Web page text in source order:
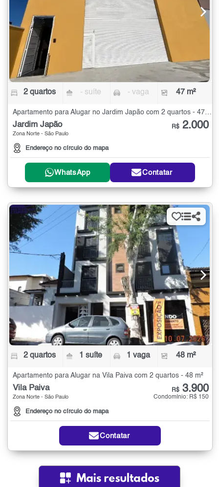
2 quartos - suíte - vaga 47 m²
Apartamento para Alugar no Jardim Japão com 2 quartos - 47 m²
Jardim Japão
Zona Norte - São Paulo
Endereço no círculo do mapa
R$ 2.000
WhatsApp Contatar
2 quartos 1 suíte 1 vaga 48 m²
Apartamento para Alugar na Vila Paiva com 2 quartos - 48 m²
Vila Paiva
Zona Norte - São Paulo
Endereço no círculo do mapa
R$ 3.900
Condomínio: R$ 150
Contatar